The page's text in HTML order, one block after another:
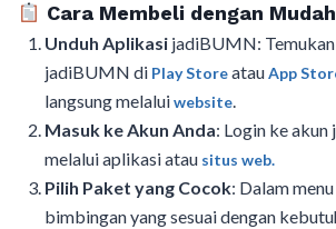
Cara Membeli dengan
Unduh Aplikasi jadiBUMN:
jadiBUMN di Play StoreatauApp
langsung melaluiwebsite.
Masuk ke Akun Anda: Login ke
melalui aplikasi atau situs web.
Pilih Paket yang Cocok: Dalam
bimbingan yang sesuai dengan